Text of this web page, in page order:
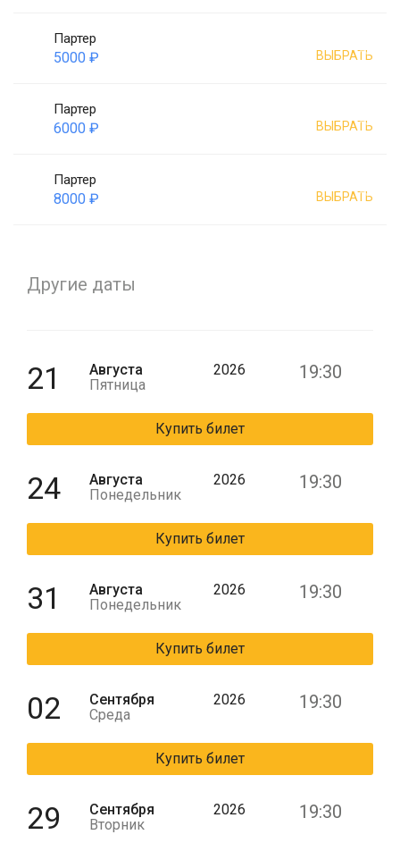
Партер
5000 ₽ ВЫБРАТЬ
Партер
6000 ₽ ВЫБРАТЬ
Партер
8000 ₽ ВЫБРАТЬ
Другие даты
21
Августа
Пятница
2026 19:30
Купить билет
24
Августа
Понедельник
2026 19:30
Купить билет
31
Августа
Понедельник
2026 19:30
Купить билет
02
Сентября
Среда
2026 19:30
Купить билет
29
Сентября
Вторник
2026 19:30